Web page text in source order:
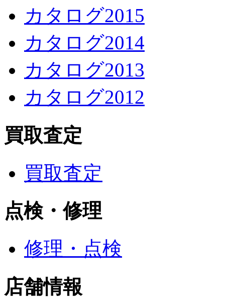
カタログ2015
カタログ2014
カタログ2013
カタログ2012
買取査定
買取査定
点検・修理
修理・点検
店舗情報